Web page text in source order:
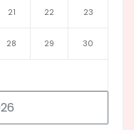
21 22 23
28 29 30